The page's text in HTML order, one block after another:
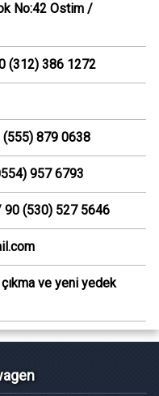
No:42 Ostim /
(312) 386 1272
879 0638
957 6793
(530) 527 5646
ve yeni yedek